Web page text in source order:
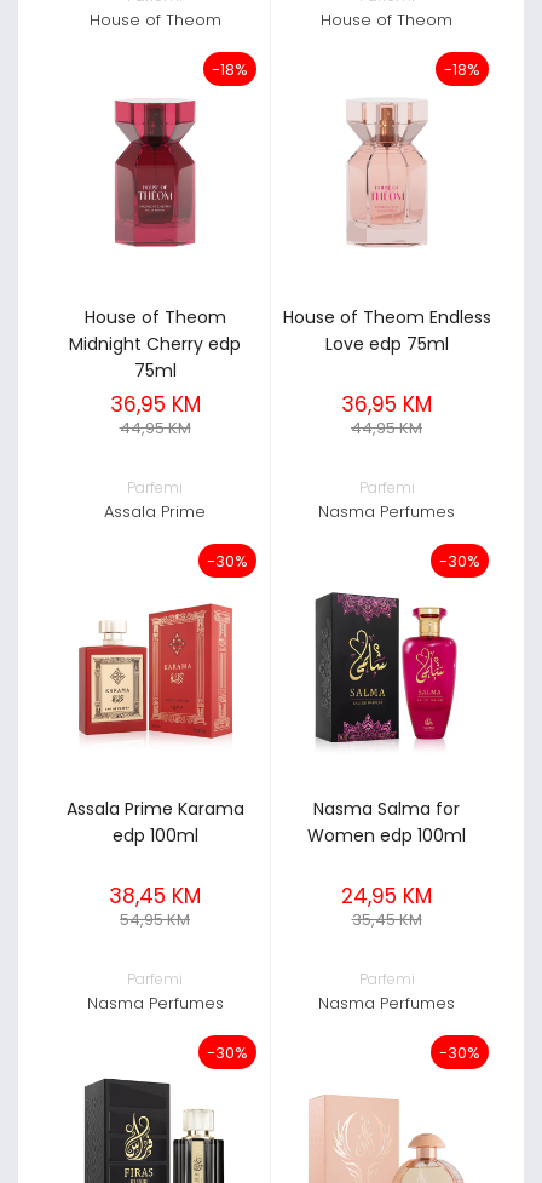
House of Theom
-18%
House of Theom
Midnight Cherry edp
75ml
36,95 KM
44,95 KM
House of Theom
-18%
House of Theom Endless
Love edp 75ml
36,95 KM
44,95 KM
Parfemi
Assala Prime
-30%
Assala Prime Karama
edp 100ml
38,45 KM
54,95 KM
Parfemi
Nasma Perfumes
-30%
Nasma Salma for
Women edp 100ml
24,95 KM
35,45 KM
Parfemi
Nasma Perfumes
-30%
Parfemi
Nasma Perfumes
-30%